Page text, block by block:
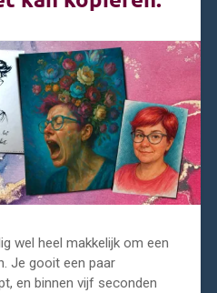
wel heel makkelijk om een
Je gooit een paar
en binnen vijf seconden